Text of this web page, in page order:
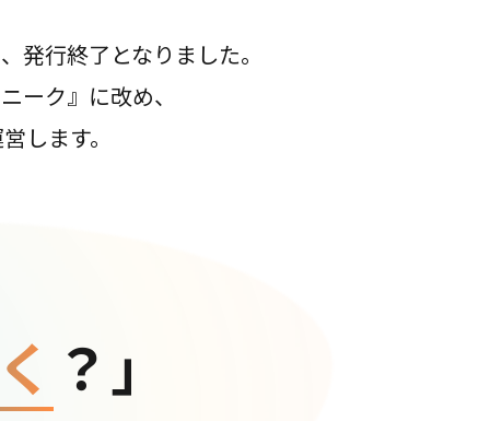
発行終了となりました。
ーク』に改め、
します。
？」